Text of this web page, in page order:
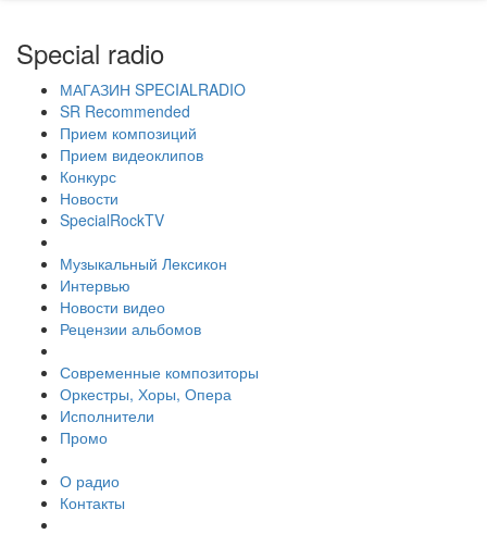
Special radio
МАГАЗИН SPECIALRADIO
SR Recommended
Прием композиций
Прием видеоклипов
Конкурс
Новости
SpecialRockTV
Музыкальный Лексикон
Интервью
Новости видео
Рецензии альбомов
Современные композиторы
Оркестры, Хоры, Опера
Исполнители
Промо
О радио
Контакты